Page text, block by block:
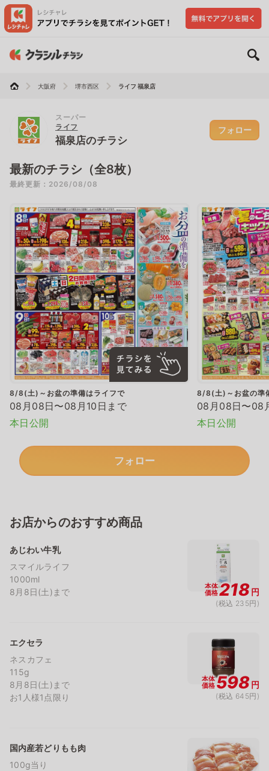
大阪府 堺市西区 ライフ 福泉店
スーパー
ライフ
福泉店のチラシ
フォロー
最新のチラシ（全8枚）
最終更新：2026/08/08
8/8(土)～お盆の準備はライフで
08月08日〜08月10日まで
本日公開
8/8(土)～お盆の準
08月08日〜08
本日公開
フォロー
お店からのおすすめ商品
あじわい牛乳
スマイルライフ
1000ml
8月8日(土)まで
本体
価格218円
(税込 235円)
エクセラ
ネスカフェ
115g
8月8日(土)まで
お1人様1点限り
本体
価格598円
(税込 645円)
国内産若どりもも肉
100g当り